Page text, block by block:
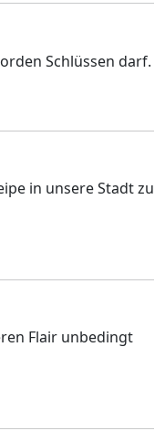
Schlüssen darf.
in unsere Stadt zu
Flair unbedingt